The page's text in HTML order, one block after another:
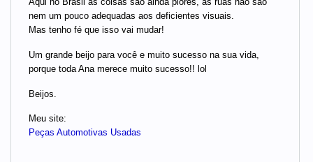
nem um pouco adequadas aos deficientes visuais.
Mas tenho fé que isso vai mudar!
Um grande beijo para você e muito sucesso na sua vida,
porque toda Ana merece muito sucesso!! lol
Beijos.
Meu site:
Peças Automotivas Usadas